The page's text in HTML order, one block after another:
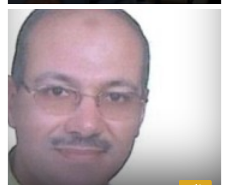
السبت 8 أغسطس 2026 10:46 ص